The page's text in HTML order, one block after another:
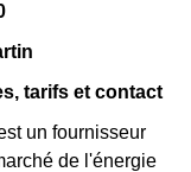
tarifs et contact
un fournisseur
de l'énergie